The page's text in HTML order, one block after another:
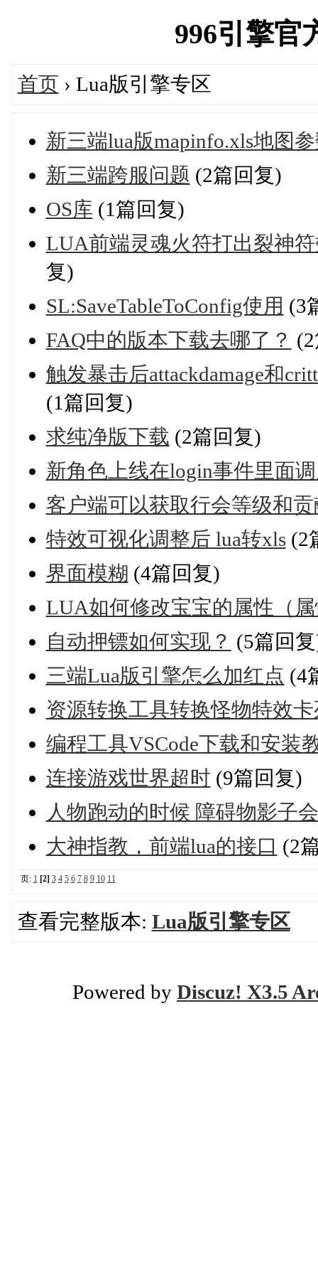
996引擎官
首页 › Lua版引擎专区
新三端lua版mapinfo.xls地图
新三端跨服问题 (2篇回复)
OS库 (1篇回复)
LUA前端灵魂火符打出裂神
复)
SL:SaveTableToConfig使用 (3
FAQ中的版本下载去哪了？
触发暴击后attackdamage和
(1篇回复)
求纯净版下载 (2篇回复)
新角色上线在login事件里面
客户端可以获取行会等级和
特效可视化调整后 lua转xls(2
界面模糊 (4篇回复)
LUA如何修改宝宝的属性（
自动押镖如何实现？ (5篇回
三端Lua版引擎怎么加红点 (4
资源转换工具转换怪物特效卡
编程工具VSCode下载和安装
连接游戏世界超时 (9篇回复)
人物跑动的时候 障碍物影子
大神指教，前端lua的接口 (2
页: 1 [2] 3 4 5 6 7 8 9 10 11
查看完整版本: Lua版引擎专区
Powered by Discuz! X3.5